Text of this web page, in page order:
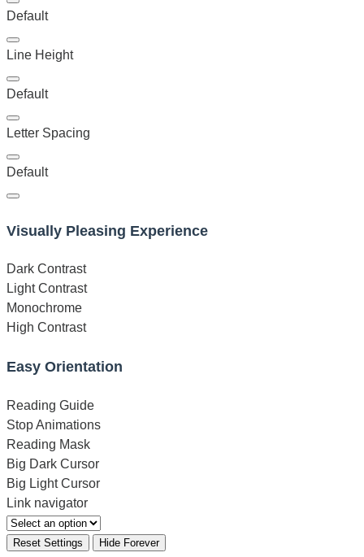
Default
Line Height
Default
Letter Spacing
Default
Visually Pleasing Experience
Dark Contrast
Light Contrast
Monochrome
High Contrast
Easy Orientation
Reading Guide
Stop Animations
Reading Mask
Big Dark Cursor
Big Light Cursor
Link navigator
Reset Settings Hide Forever